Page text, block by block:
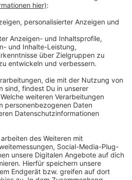
per Kopf. Allerdings
noch zum Erfolg kommen
Tag für uns", bilanzierte
und sprach von einem
der Gäste. Gladbach ist
Dal, Habl, Durgun, Heider
Grazina), Shabani, Sarikaya
Steringer, Heiserholt, Harder
Sezer), Hennecke, Gucciardo
Köhler, Albrecht (57. Reimer),